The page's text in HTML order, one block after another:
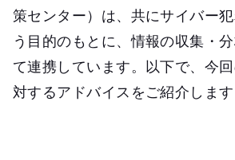
策センター）は、共にサイバー
う目的のもとに、情報の収集・
て連携しています。以下で、今
対するアドバイスをご紹介します